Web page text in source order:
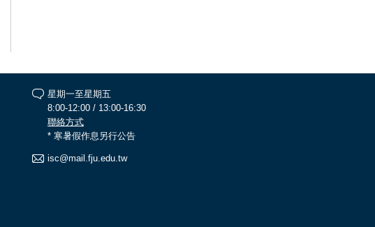
星期一至星期五
8:00-12:00 / 13:00-16:30
聯絡方式
* 寒暑假作息另行公告
isc@mail.fju.edu.tw